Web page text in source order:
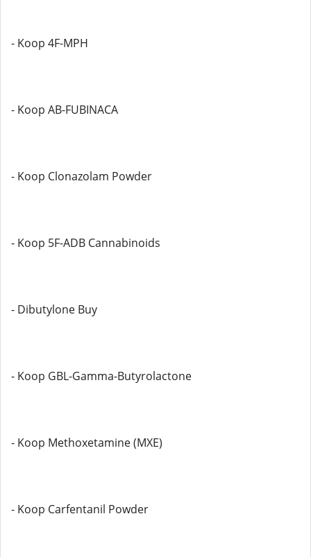
- Koop 4F-MPH
- Koop AB-FUBINACA
- Koop Clonazolam Powder
- Koop 5F-ADB Cannabinoids
- Dibutylone Buy
- Koop GBL-Gamma-Butyrolactone
- Koop Methoxetamine (MXE)
- Koop Carfentanil Powder